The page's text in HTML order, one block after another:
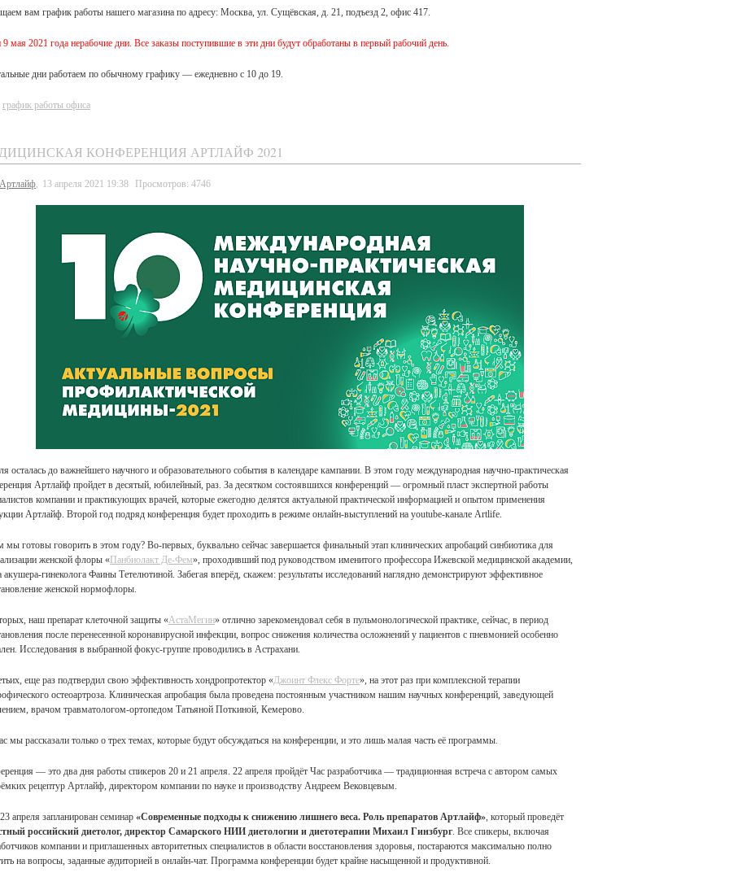
вам график работы нашего магазина по адресу: Москва, ул. Сущёвская, д. 21, подъезд 2, офис 417.
9 мая 2021 года нерабочие дни. Все заказы поступившие в эти дни будут обработаны в первый рабочий день.
дни работаем по обычному графику — ежедневно с 10 до 19.
график работы офиса
КОНФЕРЕНЦИЯ АРТЛАЙФ 2021
Артлайф 13 апреля 2021 19:38 Просмотров: 4746
осталась до важнейшего научного и образовательного события в календаре кампании. В этом году международная научно-практическая
Артлайф пройдет в десятый, юбилейный, раз. За десятком состоявшихся конференций — огромный пласт экспертной работы
компании и практикующих врачей, которые ежегодно делятся актуальной практической информацией и опытом применения
Артлайф. Второй год подряд конференция будет проходить в режиме онлайн-выступлений на youtube-канале Artlife.
мы готовы говорить в этом году? Во-первых, буквально сейчас завершается финальный этап клинических апробаций синбиотика для
женской флоры «Панбиолакт Де-Фем», проходивший под руководством именитого профессора Ижевской медицинской академии,
акушера-гинеколога Фаины Тетелютиной. Забегая вперёд, скажем: результаты исследований наглядно демонстрируют эффективное
женской нормофлоры.
наш препарат клеточной защиты «АстаМегин» отлично зарекомендовал себя в пульмонологической практике, сейчас, в период
после перенесенной коронавирусной инфекции, вопрос снижения количества осложнений у пациентов с пневмонией особенно
Исследования в выбранной фокус-группе проводились в Астрахани.
еще раз подтвердил свою эффективность хондропротектор «Джоинт Флекс Форте», на этот раз при комплексной терапии
остеоартроза. Клиническая апробация была проведена постоянным участником нашим научных конференций, заведующей
врачом травматологом-ортопедом Татьяной Поткиной, Кемерово.
мы рассказали только о трех темах, которые будут обсуждаться на конференции, и это лишь малая часть её программы.
— это два дня работы спикеров 20 и 21 апреля. 22 апреля пройдёт Час разработчика — традиционная встреча с автором самых
рецептур Артлайф, директором компании по науке и производству Андреем Вековцевым.
апреля запланирован семинар «Современные подходы к снижению лишнего веса. Роль препаратов Артлайф» , который проведёт
российский диетолог, директор Самарского НИИ диетологии и диетотерапии Михаил Гинзбург. Все спикеры, включая
компании и приглашенных авторитетных специалистов в области восстановления здоровья, постараются максимально полно
на вопросы, заданные аудиторией в онлайн-чат. Программа конференции будет крайне насыщенной и продуктивной.